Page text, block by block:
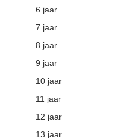
6 jaar
7 jaar
8 jaar
9 jaar
10 jaar
11 jaar
12 jaar
13 jaar